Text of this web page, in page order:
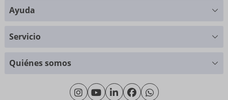
Ayuda
+49 (0)461 50 40 308
Lunes - Jueves: 09:00 - 16:00
Viernes: 09:00 - 15:00
Servicio
Quiénes somos
Sobre nosotros